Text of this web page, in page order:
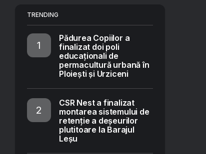
TRENDING
Pădurea Copiilor a
finalizat doi poli
educaționali de
permacultură urbană în
Ploiești și Urziceni
CSR Nest a finalizat
montarea sistemului de
retenție a deșeurilor
plutitoare la Barajul
Leșu